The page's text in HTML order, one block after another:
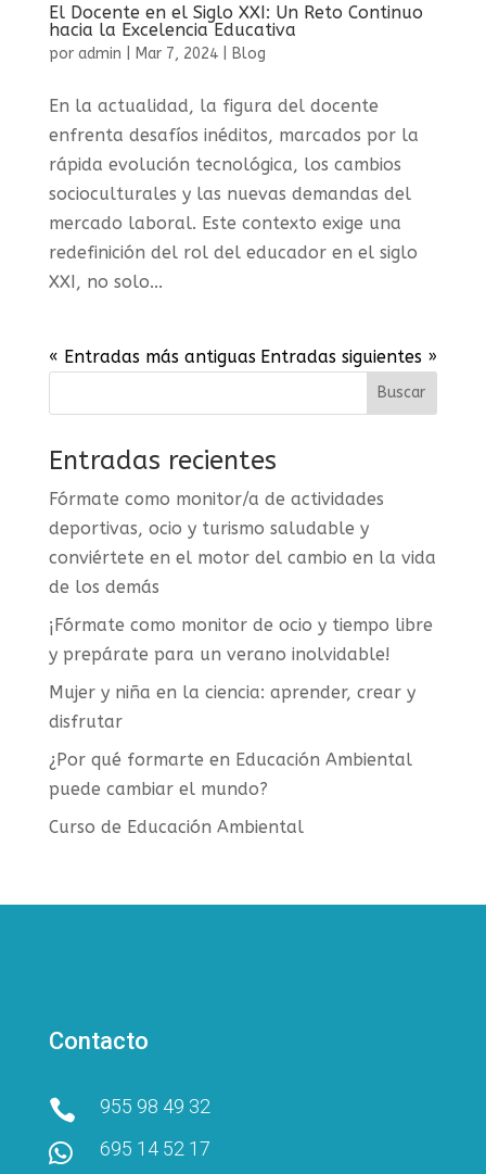
El Docente en el Siglo XXI: Un Reto Continuo
hacia la Excelencia Educativa
por admin Mar 7, 2024| Blog
En la actualidad, la figura del docente
enfrenta desafíos inéditos, marcados por la
rápida evolución tecnológica, los cambios
socioculturales y las nuevas demandas del
mercado laboral. Este contexto exige una
redefinición del rol del educador en el siglo
XXI, no solo...
« Entradas más antiguas Entradas siguientes »
Entradas recientes
Fórmate como monitor/a de actividades
deportivas, ocio y turismo saludable y
conviértete en el motor del cambio en la vida
de los demás
¡Fórmate como monitor de ocio y tiempo libre
y prepárate para un verano inolvidable!
Mujer y niña en la ciencia: aprender, crear y
disfrutar
¿Por qué formarte en Educación Ambiental
puede cambiar el mundo?
Curso de Educación Ambiental
Contacto
 955 98 49 32
 695 14 52 17